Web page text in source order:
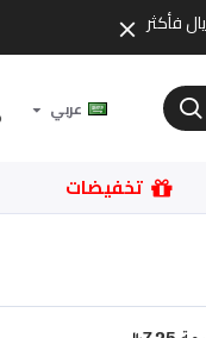
عربي
تخفيضات